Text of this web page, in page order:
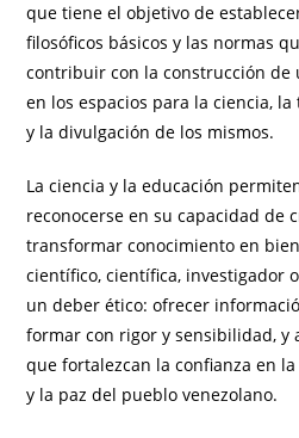
que tiene el objetivo de
filosóficos básicos y las normas
contribuir con la construcción de
en los espacios para la ciencia,
y la divulgación de los mismos.
La ciencia y la educación
reconocerse en su capacidad de
transformar conocimiento en
científico, científica, investigador
un deber ético: ofrecer
formar con rigor y sensibilidad, y
que fortalezcan la confianza en
y la paz del pueblo venezolano.